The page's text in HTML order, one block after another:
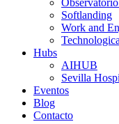
Softlanding
Work and
Hubs
AIHUB
Sevilla
Eventos
Blog
Contacto